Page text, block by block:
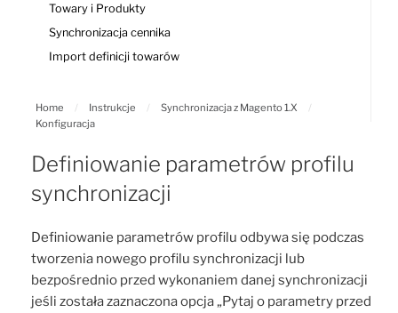
Towary i Produkty
Synchronizacja cennika
Import definicji towarów
Home / Instrukcje / Synchronizacja z Magento 1.X
/
Konfiguracja
Definiowanie parametrów profilu
synchronizacji
Definiowanie parametrów profilu odbywa się podczas
tworzenia nowego profilu synchronizacji lub
bezpośrednio przed wykonaniem danej synchronizacji
jeśli została zaznaczona opcja „Pytaj o parametry przed